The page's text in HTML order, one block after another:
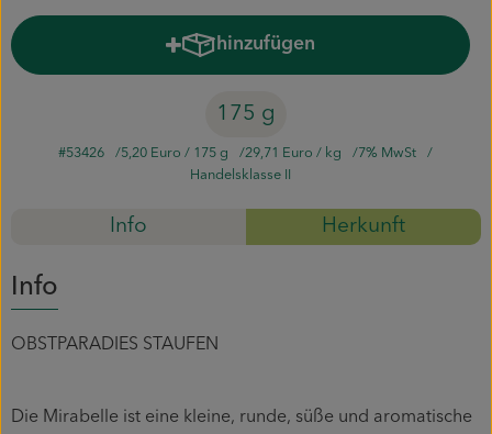
hinzufügen
Produkt zum Warenkorb
175 g
#53426 5,20 Euro/ 175 g 29,71 Euro/ kg
7% MwSt
Handelsklasse II
Info Herkunft
Info
OBSTPARADIES STAUFEN
Die Mirabelle ist eine kleine, runde, süße und aromatische